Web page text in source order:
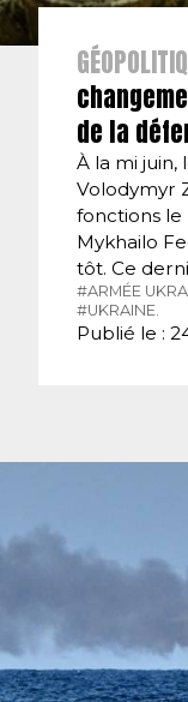
de la
À la mi juin,
Volodymyr
fonctions le
Mykhailo
tôt. Ce
#ARMÉE
#UKRAINE.
Publié le :